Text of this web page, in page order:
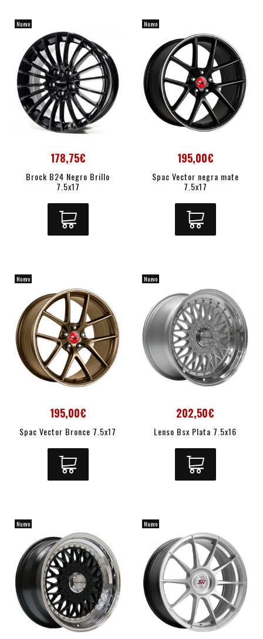
Nuevo
178,75€
Brock B24 Negro Brillo
7.5x17
Nuevo
195,00€
Spac Vector negra mate
7.5x17
Nuevo
195,00€
Spac Vector Bronce 7.5x17
Nuevo
202,50€
Lenso Bsx Plata 7.5x16
Nuevo Nuevo